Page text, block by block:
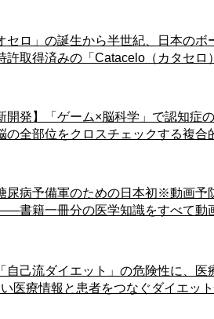
セロ」の誕生から半世紀、日本のボ
許取得済みの「Catacelo（カタセ
開発】「ゲーム×脳科学」で認知症
の全部位をクロスチェックする複
病予備軍のための日本初※動画予
書籍一冊分の医学知識をすべて動
己流ダイエット」の危険性に、医
医療情報と患者をつなぐダイエッ